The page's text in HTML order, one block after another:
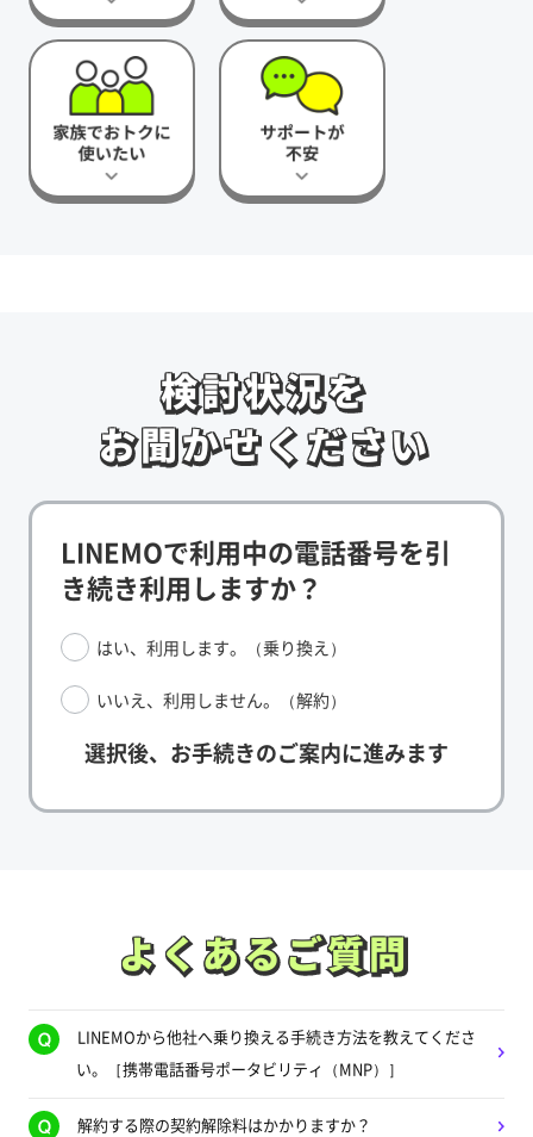
検討状況を
お聞かせください
検討状況を
お聞かせください
LINEMOで利用中の電話番号を引
き続き利用しますか？
はい、利用します。（乗り換え）
いいえ、利用しません。（解約）
選択後、お手続きのご案内に進みます
よくあるご質問
よくあるご質問
LINEMOから他社へ乗り換える手続き方法を教えてくださ
い。［携帯電話番号ポータビリティ（MNP）］
解約する際の契約解除料はかかりますか？